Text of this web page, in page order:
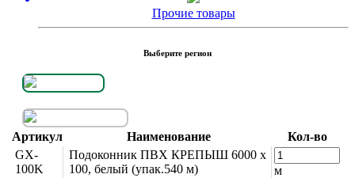
Прочие товары
Выберите регион
Артикул Наименование
Кол-во
GX-
100K
Подоконник ПВХ КРЕПЫШ 6000 х
100, белый (упак.540 м)
м